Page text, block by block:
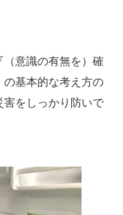
意識の有無を）確
基本的な考え方の
害をしっかり防いで